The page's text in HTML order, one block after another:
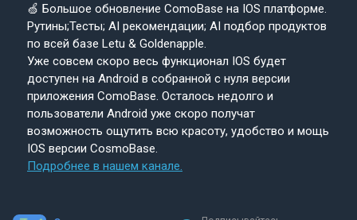
🍏 Большое обновление ComoBase на IOS платформе.
Рутины;Тесты; AI рекомендации; AI подбор продуктов
по всей базе Letu & Goldenapple.
Уже совсем скоро весь функционал IOS будет
доступен на Android в собранной с нуля версии
приложения ComoBase. Осталось недолго и
пользователи Android уже скоро получат
возможность ощутить всю красоту, удобство и мощь
IOS версии CosmoBase.
Подробнее в нашем канале.